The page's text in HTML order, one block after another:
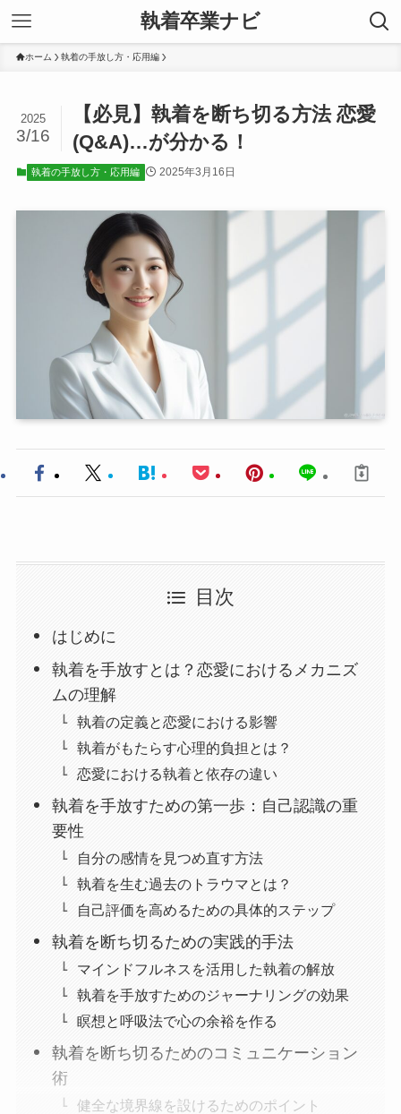
執着卒業ナビ
ホーム 執着の手放し方・応用編
【必見】執着を断ち切る方法 恋愛
(Q&A)…が分かる！
2025
3/16
執着の手放し方・応用編 2025年3月16日
目次
はじめに
執着を手放すとは？恋愛におけるメカニズ
ムの理解
執着の定義と恋愛における影響
執着がもたらす心理的負担とは？
恋愛における執着と依存の違い
執着を手放すための第一歩：自己認識の重
要性
自分の感情を見つめ直す方法
執着を生む過去のトラウマとは？
自己評価を高めるための具体的ステップ
執着を断ち切るための実践的手法
マインドフルネスを活用した執着の解放
執着を手放すためのジャーナリングの効果
瞑想と呼吸法で心の余裕を作る
執着を断ち切るためのコミュニケーション
術
健全な境界線を設けるためのポイント